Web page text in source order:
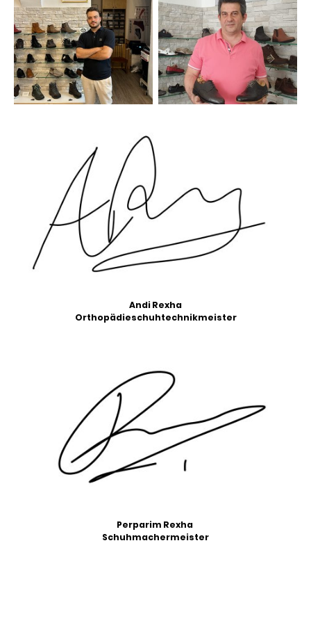
Andi Rexha
Orthopädieschuhtechnikmeister
Perparim Rexha
Schuhmachermeister